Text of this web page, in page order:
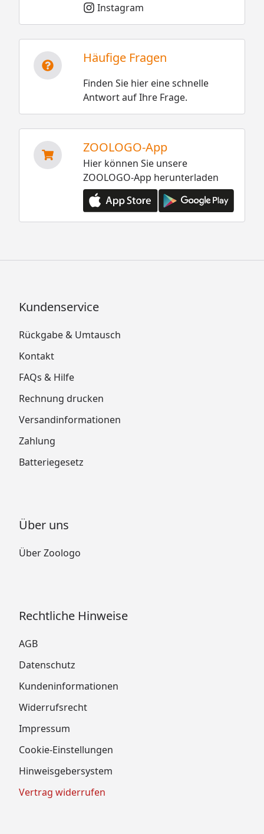
Instagram
Häufige Fragen
Finden Sie hier eine schnelle
Antwort auf Ihre Frage.
ZOOLOGO-App
Hier können Sie unsere
ZOOLOGO-App herunterladen
Kundenservice
Rückgabe & Umtausch
Kontakt
FAQs & Hilfe
Rechnung drucken
Versandinformationen
Zahlung
Batteriegesetz
Über uns
Über Zoologo
Rechtliche Hinweise
AGB
Datenschutz
Kundeninformationen
Widerrufsrecht
Impressum
Cookie-Einstellungen
Hinweisgebersystem
Vertrag widerrufen